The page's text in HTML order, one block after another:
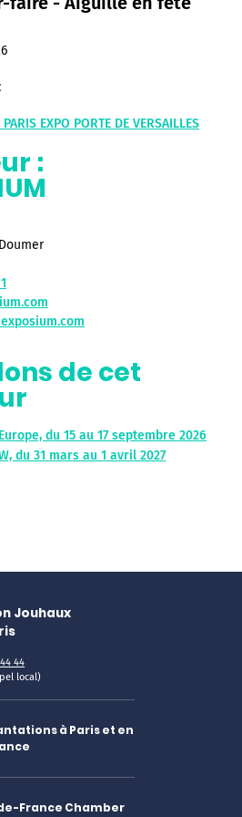
EXPO PORTE DE VERSAILLES
:
de cet
du 15 au 17 septembre 2026
du 31 mars au 1 avril 2027
Jouhaux
44
local)
à Paris et en
France Chamber